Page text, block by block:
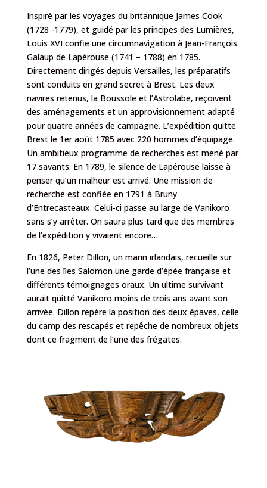
Inspiré par les voyages du britannique James Cook
(1728 -1779), et guidé par les principes des Lumières,
Louis XVI confie une circumnavigation à Jean-François
Galaup de Lapérouse (1741 – 1788) en 1785.
Directement dirigés depuis Versailles, les préparatifs
sont conduits en grand secret à Brest. Les deux
navires retenus, la Boussole et l’Astrolabe, reçoivent
des aménagements et un approvisionnement adapté
pour quatre années de campagne. L’expédition quitte
Brest le 1er août 1785 avec 220 hommes d’équipage.
Un ambitieux programme de recherches est mené par
17 savants. En 1789, le silence de Lapérouse laisse à
penser qu’un malheur est arrivé. Une mission de
recherche est confiée en 1791 à Bruny
d’Entrecasteaux. Celui-ci passe au large de Vanikoro
sans s’y arrêter. On saura plus tard que des membres
de l’expédition y vivaient encore…
En 1826, Peter Dillon, un marin irlandais, recueille sur
l’une des îles Salomon une garde d’épée française et
différents témoignages oraux. Un ultime survivant
aurait quitté Vanikoro moins de trois ans avant son
arrivée. Dillon repère la position des deux épaves, celle
du camp des rescapés et repêche de nombreux objets
dont ce fragment de l’une des frégates.